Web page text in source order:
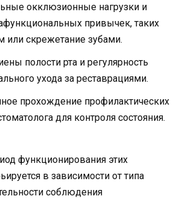
окклюзионные нагрузки и
привычек, таких
или скрежетание зубами.
полости рта и регулярность
ухода за реставрациями.
прохождение профилактических
для контроля состояния.
функционирования этих
в зависимости от типа
соблюдения